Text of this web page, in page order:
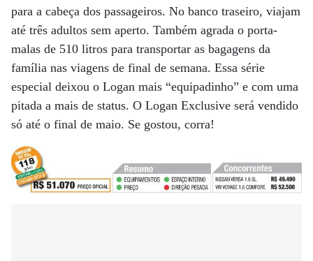
para a cabeça dos passageiros. No banco traseiro, viajam
até três adultos sem aperto. Também agrada o porta-
malas de 510 litros para transportar as bagagens da
família nas viagens de final de semana. Essa série
especial deixou o Logan mais “equipadinho” e com uma
pitada a mais de status. O Logan Exclusive será vendido
só até o final de maio. Se gostou, corra!